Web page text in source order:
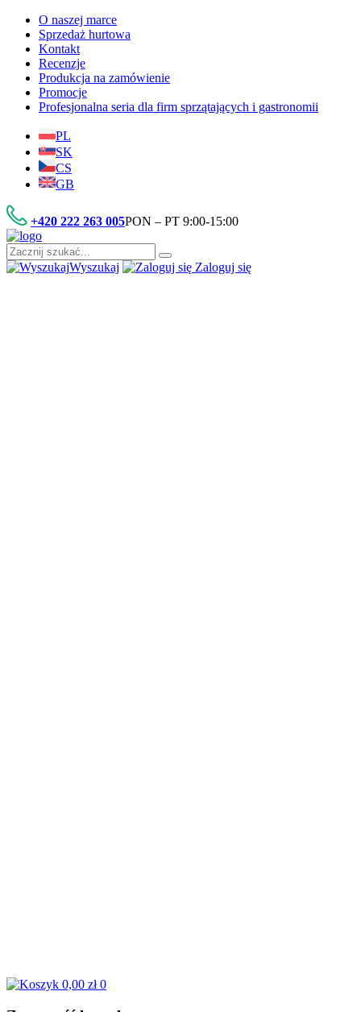
O naszej marce
Sprzedaż hurtowa
Kontakt
Recenzje
Produkcja na zamówienie
Promocje
Profesjonalna seria dla firm sprzątających i gastronomii
PL
SK
CS
GB
+420 222 263 005PON – PT 9:00-15:00
Wyszukaj Zaloguj się
0,00 zł 0